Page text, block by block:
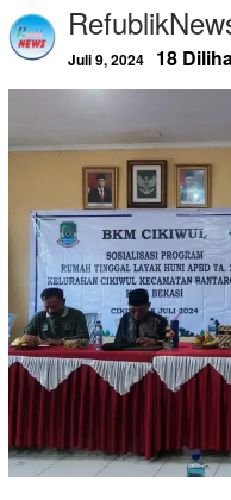
Juli 9, 2024 18